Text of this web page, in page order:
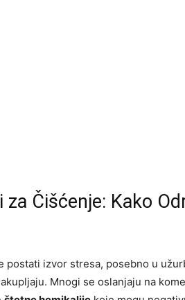
za Čišćenje: Kako
postati izvor stresa, posebno u
Mnogi se oslanjaju na